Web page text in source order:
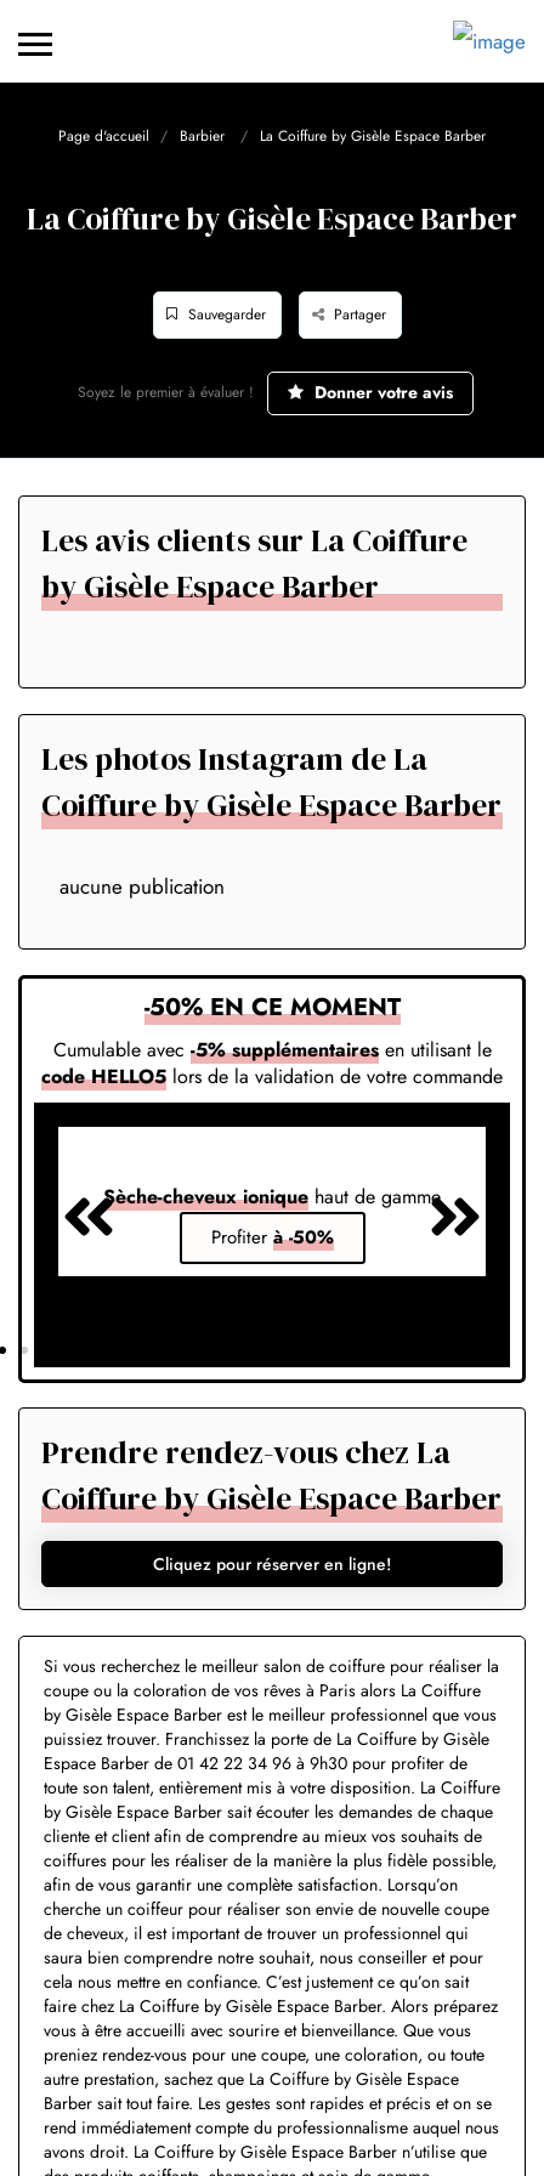
Page d'accueil Barbier La Coiffure by Gisèle Espace Barber
La Coiffure by Gisèle Espace Barber
Sauvegarder Partager
Soyez le premier à évaluer ! Donner votre avis
Les avis clients sur La Coiffure
by Gisèle Espace Barber
Les photos Instagram de La
Coiffure by Gisèle Espace Barber
aucune publication
-50% EN CE MOMENT
Cumulable avec -5% supplémentairesen utilisant le
code HELLO5 lors de la validation de votre commande
Sèche-cheveux ionique haut de gamme
Profiter à -50%
Prendre rendez-vous chez La
Coiffure by Gisèle Espace Barber
Cliquez pour réserver en ligne!
Si vous recherchez le meilleur salon de coiffure pour réaliser la
coupe ou la coloration de vos rêves à Paris alors La Coiffure
by Gisèle Espace Barber est le meilleur professionnel que vous
puissiez trouver. Franchissez la porte de La Coiffure by Gisèle
Espace Barber de 01 42 22 34 96 à 9h30 pour profiter de
toute son talent, entièrement mis à votre disposition. La Coiffure
by Gisèle Espace Barber sait écouter les demandes de chaque
cliente et client afin de comprendre au mieux vos souhaits de
coiffures pour les réaliser de la manière la plus fidèle possible,
afin de vous garantir une complète satisfaction. Lorsqu’on
cherche un coiffeur pour réaliser son envie de nouvelle coupe
de cheveux, il est important de trouver un professionnel qui
saura bien comprendre notre souhait, nous conseiller et pour
cela nous mettre en confiance. C’est justement ce qu’on sait
faire chez La Coiffure by Gisèle Espace Barber. Alors préparez
vous à être accueilli avec sourire et bienveillance. Que vous
preniez rendez-vous pour une coupe, une coloration, ou toute
autre prestation, sachez que La Coiffure by Gisèle Espace
Barber sait tout faire. Les gestes sont rapides et précis et on se
rend immédiatement compte du professionnalisme auquel nous
avons droit. La Coiffure by Gisèle Espace Barber n’utilise que